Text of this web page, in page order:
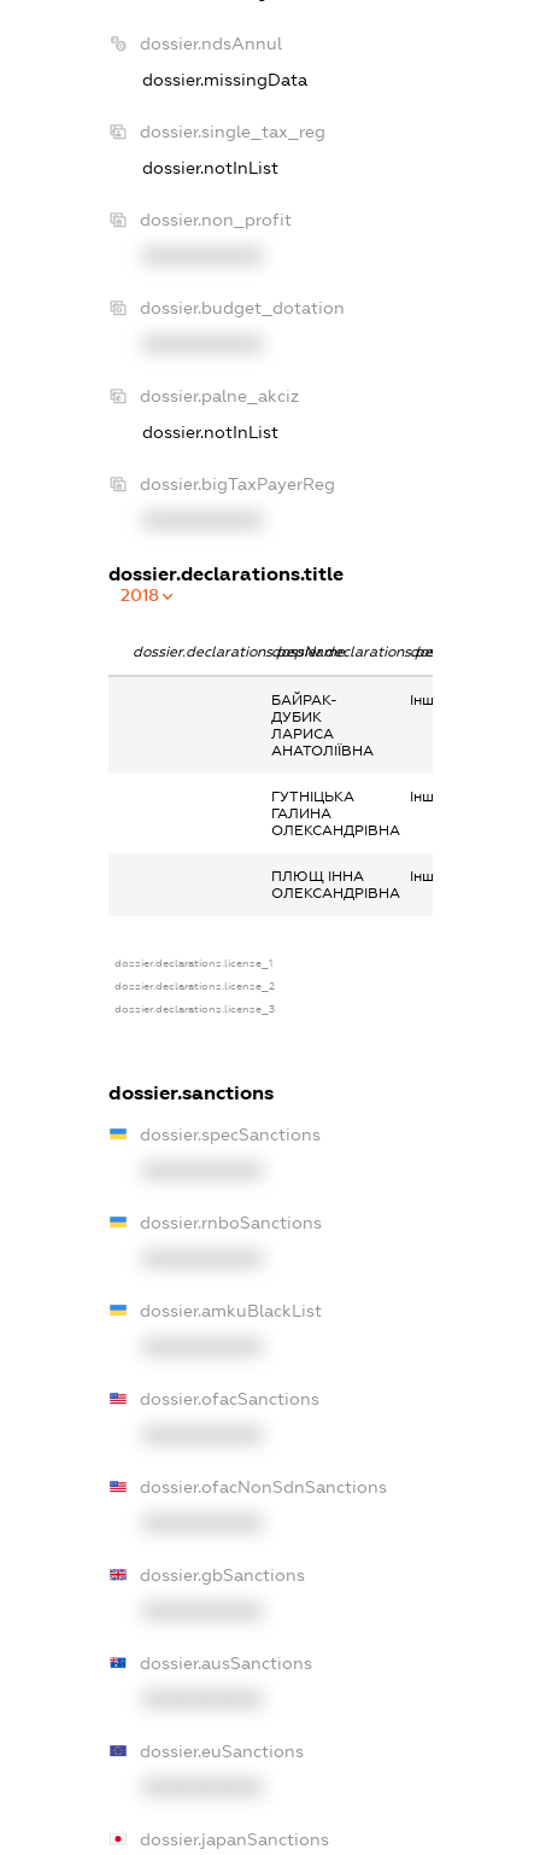
dossier.ndsAnnul
dossier.missingData
dossier.single_tax_reg
dossier.notInList
dossier.non_profit
dossier.budget_dotation
dossier.palne_akciz
dossier.notInList
dossier.bigTaxPayerReg
dossier.declarations.title
2018
dossier.declarations.pepNamedossier.declarations.personName
БАЙРАК-
ДУБИК
ЛАРИСА
АНАТОЛІЇВНА
Інше, Кредит
ГУТНІЦЬКА
ГАЛИНА
ОЛЕКСАНДРІВНА
Інше, Кредит
ПЛЮЩ ІННА
ОЛЕКСАНДРІВНА
Інше, Кредит
dossier.declarations.license_1
dossier.declarations.license_2
dossier.declarations.license_3
dossier.sanctions
dossier.specSanctions
dossier.rnboSanctions
dossier.amkuBlackList
dossier.ofacSanctions
dossier.ofacNonSdnSanctions
dossier.gbSanctions
dossier.ausSanctions
dossier.euSanctions
dossier.japanSanctions